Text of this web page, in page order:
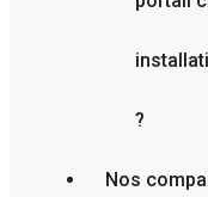
?
Nos